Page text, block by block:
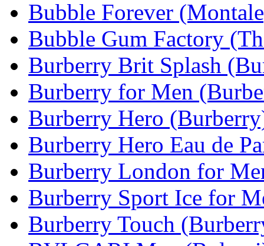
Bubble Forever
Bubble Gum Factory
Burberry Brit Splash
Burberry for Men
Burberry Hero
Burberry Hero Eau de
Burberry London for
Burberry Sport Ice for
Burberry Touch